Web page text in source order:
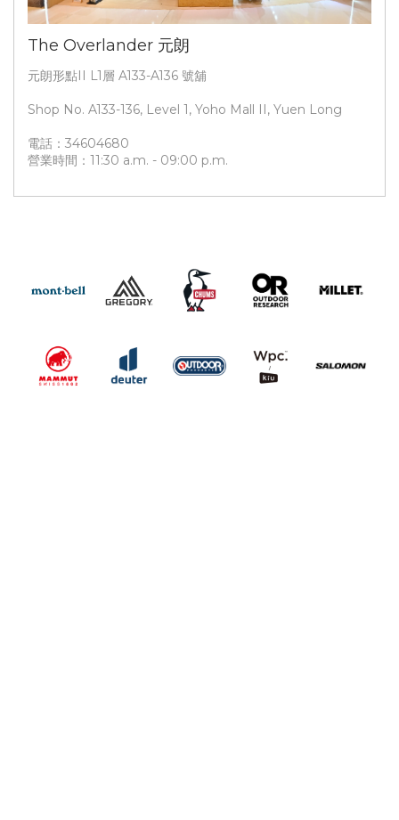
The Overlander 元朗
元朗形點II L1層 A133-A136 號舖
Shop No. A133-136, Level 1, Yoho Mall II, Yuen Long
電話：34604680
營業時間：11:30 a.m. - 09:00 p.m.